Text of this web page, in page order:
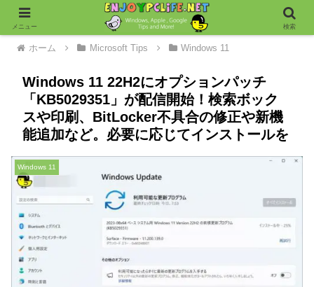
ホーム Microsoft Tips Windows 11
Windows 11 22H2にオプションパッチ
「KB5029351」が配信開始！検索ボック
スや印刷、BitLocker不具合の修正や新機
能追加など。必要に応じてインストールを
Windows 11
メニュー 検索